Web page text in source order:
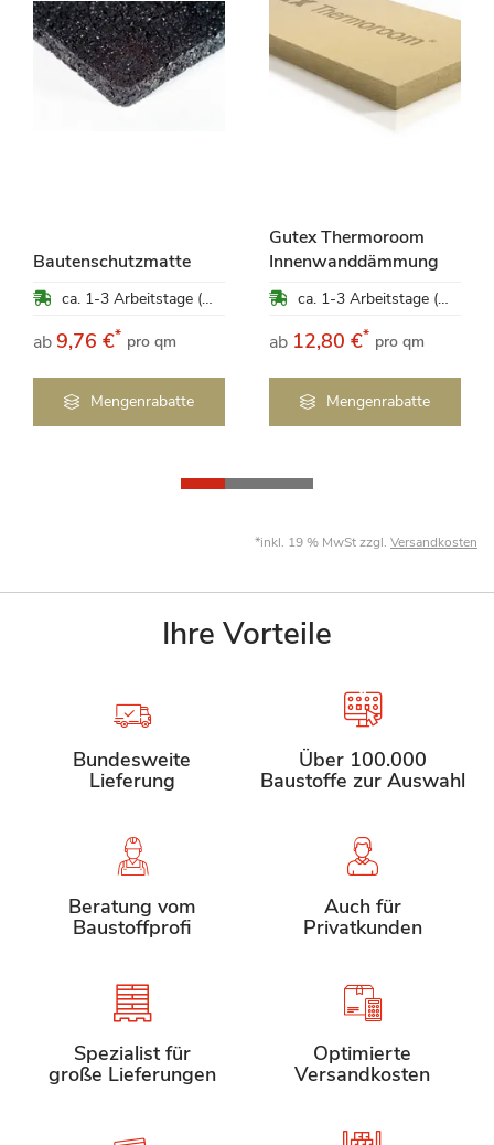
Bautenschutzmatte
ca. 1-3 Arbeitstage (Mo-Fr)
ab9,76 €* pro qm
Mengenrabatte
Gutex Thermoroom
Innenwanddämmung
ca. 1-3 Arbeitstage (Mo-Fr)
ab 12,80 €* pro qm
Mengenrabatte
*inkl. 19 % MwSt zzgl. Versandkosten
Ihre Vorteile
Bundesweite
Lieferung
Über 100.000
Baustoffe zur Auswahl
Beratung vom
Baustoffprofi
Auch für
Privatkunden
Spezialist für
große Lieferungen
Optimierte
Versandkosten